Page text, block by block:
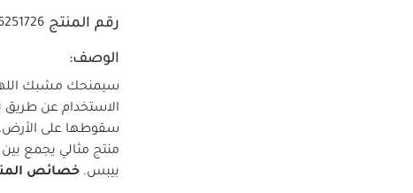
رقم المنتج
الوصف:
سيمنحك مشبك
الاستخدام عن طريق
سقوطها على الأرض.
منتج مثالي يجمع
بيبس. خصائص